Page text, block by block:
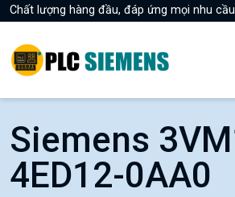
Chất lượng hàng đầu, đáp ứng mọi nhu
Siemens
4ED12-0AA0